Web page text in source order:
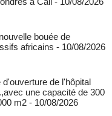
bouée de
africains - 10/08/2026
de l'hôpital
une capacité de 300
m2 - 10/08/2026